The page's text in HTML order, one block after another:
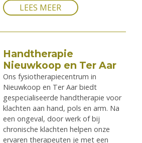
LEES MEER
Handtherapie
Nieuwkoop en Ter Aar
Ons fysiotherapiecentrum in
Nieuwkoop en Ter Aar biedt
gespecialiseerde handtherapie voor
klachten aan hand, pols en arm. Na
een ongeval, door werk of bij
chronische klachten helpen onze
ervaren therapeuten je met een